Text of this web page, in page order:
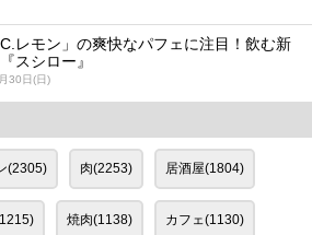
レモン」の爽快なパフェに注目！飲む新
スシロー』
30日(日)
(2305) 肉(2253) 居酒屋(1804)
焼肉(1138) カフェ(1130)